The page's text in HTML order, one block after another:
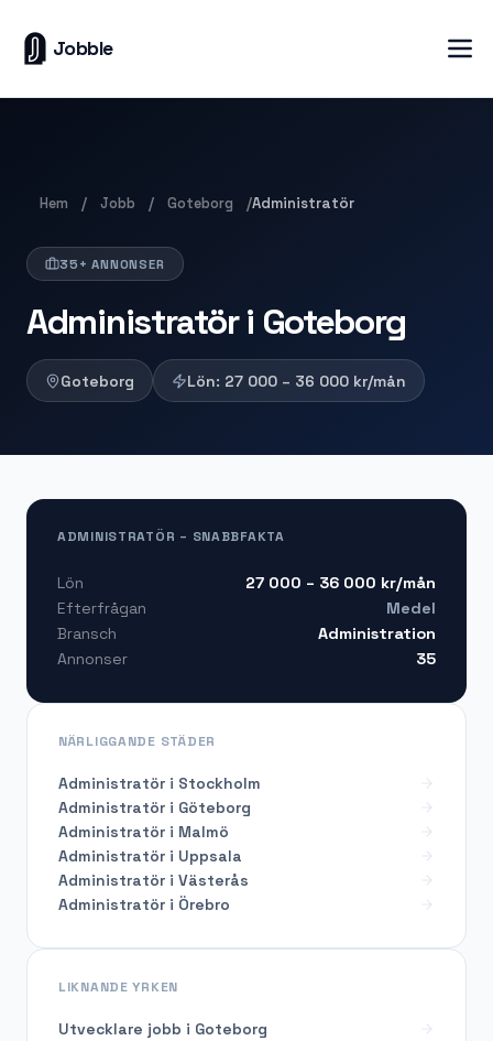
Jobble
Hem / Jobb / Goteborg /Administratör
35+ ANNONSER
Administratör i Goteborg
Goteborg Lön: 27 000 – 36 000 kr/mån
ADMINISTRATÖR – SNABBFAKTA
Lön 27 000 – 36 000 kr/mån
Efterfrågan
Medel
Bransch
Administration
Annonser
35
NÄRLIGGANDE STÄDER
Administratör i Stockholm
Administratör i Göteborg
Administratör i Malmö
Administratör i Uppsala
Administratör i Västerås
Administratör i Örebro
LIKNANDE YRKEN
Utvecklare jobb i Goteborg